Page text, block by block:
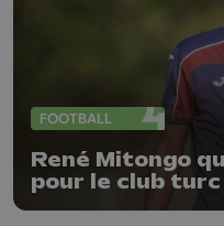
FOOTBALL
René Mitongo
pour le club